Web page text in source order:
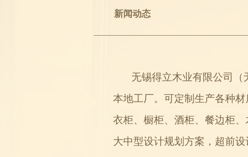
新闻动态
无锡得立木业有限公司（
本地工厂。可定制生产各种
衣柜、橱柜、酒柜、餐边柜
大中型设计规划方案，超前